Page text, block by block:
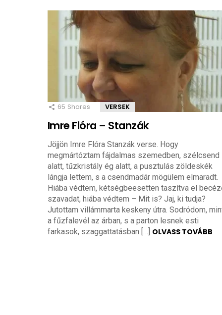
65 Shares VERSEK
Imre Flóra – Stanzák
Jöjjön Imre Flóra Stanzák verse. Hogy
megmártóztam fájdalmas szemedben, szélcsend
alatt, tűzkristály ég alatt, a pusztulás zöldeskék
lángja lettem, s a csendmadár mögülem elmaradt.
Hiába védtem, kétségbeesetten taszítva el
szavadat, hiába védtem – Mit is? Jaj, ki tudja?
Jutottam villámmarta keskeny útra. Sodródom,
a fűzfalevél az árban, s a parton lesnek esti
farkasok, szaggattatásban […] OLVASS TOVÁBB